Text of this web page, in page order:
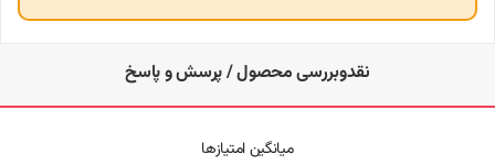
HP Pavilion 14-am Series
HP Pavilion 14-ba Series
HP Pavilion 240 G5
نقدوبررسی محصول / پرسش و پاسخ
میانگین امتیازها